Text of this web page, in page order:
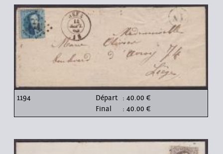
1194 Départ : 40.00 €
Final
: 40.00 €